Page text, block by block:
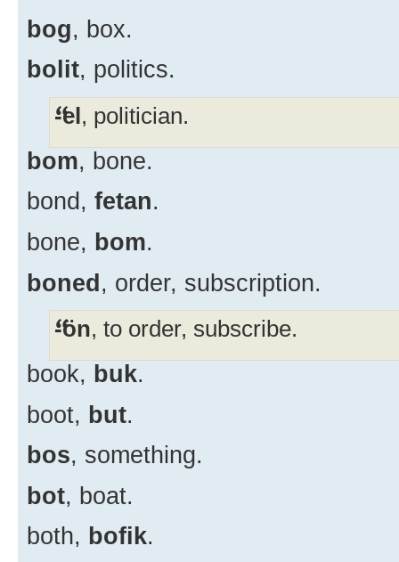
bog, box.
bolit, politics.
-el , politician.
bom, bone.
bond, fetan.
bone, bom.
boned, order, subscription.
-ön, to order, subscribe.
book, buk.
boot, but.
bos, something.
bot, boat.
both, bofik.